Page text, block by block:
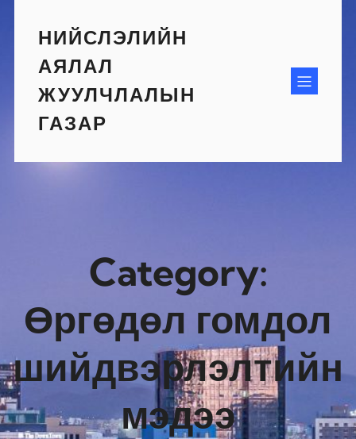
contentНИЙСЛЭЛИЙН
АЯЛАЛ
ЖУУЛЧЛАЛЫН
ГАЗАР
Category:
Өргөдөл гомдол
шийдвэрлэлтийн
мэдээ